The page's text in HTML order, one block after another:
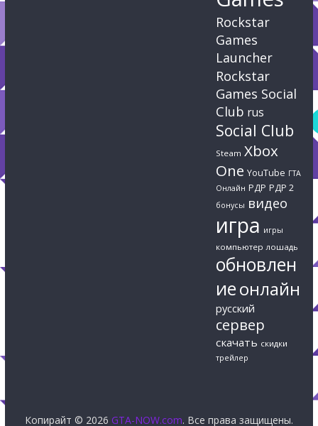
Rockstar
Games
Launcher
Rockstar
Games Social
Club rus
Social Club
Steam Xbox
One YouTube ГТА
Онлайн РДР РДР 2
бонусы видео
игра игры
компьютер лошадь
обновлен
иеонлайн
русский
сервер
скачать скидки
трейлер
Копирайт © 2026 GTA-NOW.com. Все права защищены.